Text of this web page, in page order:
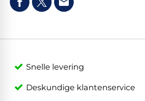
Snelle levering
Deskundige klantenservice